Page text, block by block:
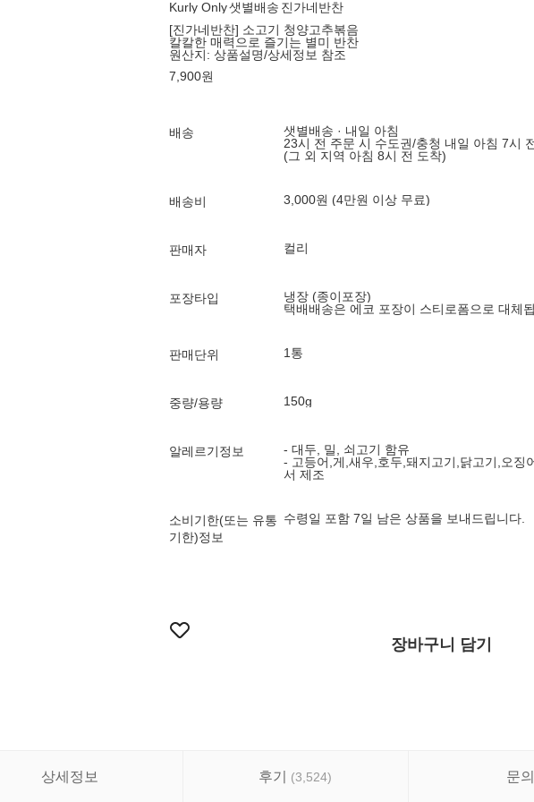
Kurly Only샛별배송 진가네반찬
[진가네반찬] 소고기 청양고추볶음
칼칼한 매력으로 즐기는 별미 반찬
원산지: 상품설명/상세정보 참조
7,900원
배송
샛별배송 · 내일 아침
23시 전 주문 시 수도권/충청 내일 아침 7시
(그 외 지역 아침 8시 전 도착)
배송비 3,000원 (4만원 이상 무료)
판매자 컬리
포장타입
냉장 (종이포장)
택배배송은 에코 포장이 스티로폼으로 대체
판매단위 1통
중량/용량 150g
알레르기정보
- 대두, 밀, 쇠고기 함유
- 고등어,게,새우,호두,돼지고기,닭고기,오징
서 제조
소비기한(또는 유통
기한)정보
수령일 포함 7일 남은 상품을 보내드립니다.
장바구니 담기
상세정보 후기 (3,524) 문의